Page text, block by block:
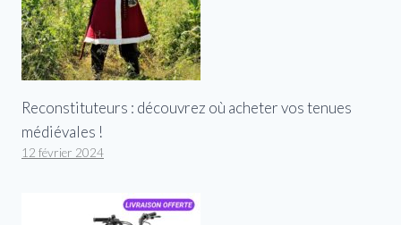
Reconstituteurs : découvrez où acheter vos tenues
médiévales !
12 février 2024